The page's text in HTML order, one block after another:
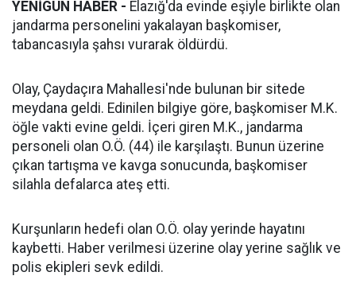
YENİGÜN HABER - Elazığ'da evinde eşiyle birlikte olan
jandarma personelini yakalayan başkomiser,
tabancasıyla şahsı vurarak öldürdü.
Olay, Çaydaçıra Mahallesi'nde bulunan bir sitede
meydana geldi. Edinilen bilgiye göre, başkomiser M.K.
öğle vakti evine geldi. İçeri giren M.K., jandarma
personeli olan O.Ö. (44) ile karşılaştı. Bunun üzerine
çıkan tartışma ve kavga sonucunda, başkomiser
silahla defalarca ateş etti.
Kurşunların hedefi olan O.Ö. olay yerinde hayatını
kaybetti. Haber verilmesi üzerine olay yerine sağlık ve
polis ekipleri sevk edildi.